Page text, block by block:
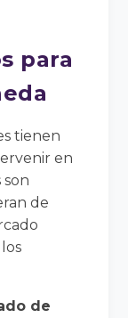
para
tienen
en
de
de